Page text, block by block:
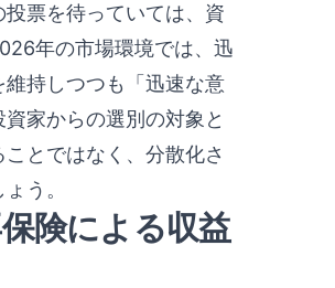
票を待っていては、資
年の市場環境では、迅
持しつつも「迅速な意
家からの選別の対象と
とではなく、分散化さ
う。
険による収益